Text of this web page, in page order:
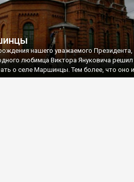
нашего уважаемого Президента,
любимца Виктора Януковича решил
о селе Маршинцы. Тем более, что оно
отношение к сегодняшнему